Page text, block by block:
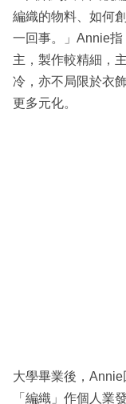
編織的物料、如何
一回事。」Annie
主，製作較精細，
冷，亦不局限於衣
更多元化。
大學畢業後，
「編織」作個人業